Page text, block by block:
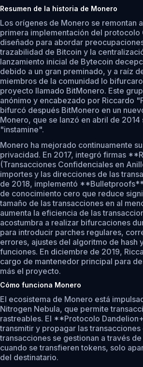
Resumen de la historia de Monero
Los orígenes de Monero se remontan
primera implementación del protocolo
diseñado para abordar
trazabilidad de Bitcoin y la
lanzamiento inicial de Bytecoin
debido a un gran preminado, y a raíz
miembros de la comunidad lo
proyecto llamado BitMonero. Este
anónimo y encabezado por Riccardo
bifurcó después BitMonero en un
Monero, que se lanzó en abril de 2014
"instamine".
Monero ha mejorado continuamente
privacidad. En 2017, integró firmas
(Transacciones Confidenciales en
importes y las direcciones de las
de 2018, implementó
de conocimiento cero que reduce
tamaño de las transacciones en al
aumenta la eficiencia de las
acostumbra a realizar bifurcaciones
para introducir parches regulares,
errores, ajustes del algoritmo de hash
funciones. En diciembre de 2019,
cargo de mantenedor principal para
más el proyecto.
Cómo funciona Monero
El ecosistema de Monero está
Nitrogen Nebula, que permite
rastreables. El **Protocolo
transmitir y propagar las
transacciones se gestionan a través
cuando se transfieren tokens, solo
del destinatario.